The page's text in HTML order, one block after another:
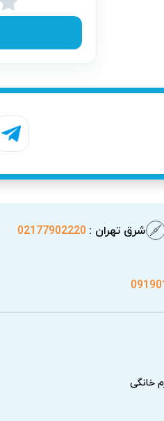
برگشت خرابی است تا
شرق تهران : 02177902220
خانگی